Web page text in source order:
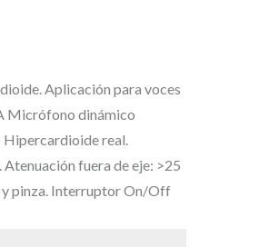
Aplicación para voces
Micrófono dinámico
real.
fuera de eje: >25
y pinza. Interruptor On/Off